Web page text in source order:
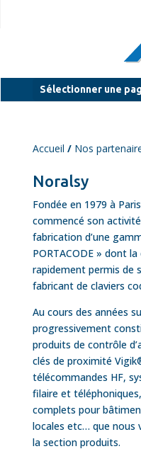
Sélectionner une
Accueil / Nos
Noralsy
Fondée en 1979 à
commencé son
fabrication d’une
PORTACODE » dont
rapidement permis de
fabricant de claviers
Au cours des années
progressivement
produits de contrôle
clés de proximité
télécommandes HF,
filaire et
complets pour
locales etc… que nous
la section produits.